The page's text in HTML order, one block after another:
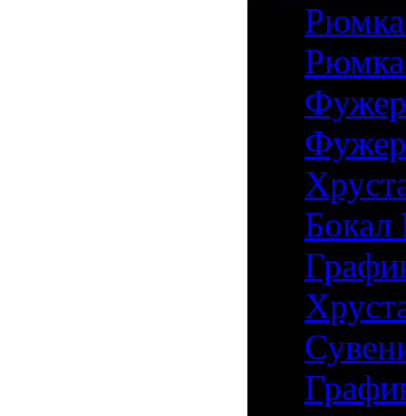
Рюмка
Рюмка
Фужер
Фужер
Бокал